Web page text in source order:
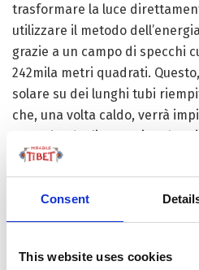
Consent
This website uses cookies
trasformare la luce
utilizzare il metodo
grazie a un campo di specchi
242mila metri quadrati.
solare su dei lunghi tubi
che, una volta caldo, verrà
sua volta degli enormi
l’intero sistema una
Con un vantaggio immediato.
può immagazzinare il calore e